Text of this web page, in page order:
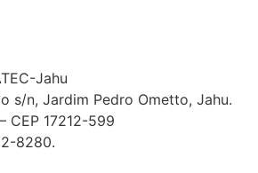
Jahu
s/n, Jardim Pedro Ometto, Jahu.
CEP 17212-599
8280.